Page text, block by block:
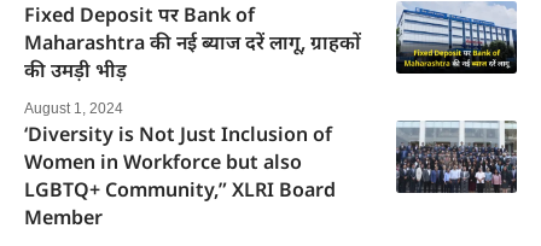
Fixed Deposit पर Bank of
Maharashtra की नई ब्याज दरें लागू, ग्राहकों
की उमड़ी भीड़
August 1, 2024
‘Diversity is Not Just Inclusion of
Women in Workforce but also
LGBTQ+ Community,” XLRI Board
Member